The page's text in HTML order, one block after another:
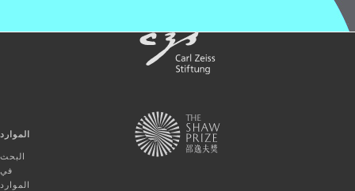
الموارد
البحث
في
الموارد